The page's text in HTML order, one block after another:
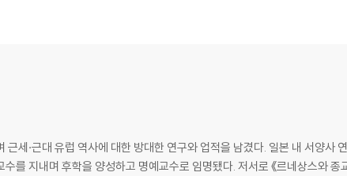
이슬람 문화 35. 중앙아시아와 인도 36. 오스만 제국의 기세
세·근대 유럽 역사에 대한 방대한 연구와 업적을 남겼다. 일본 내 서양사
를 지내며 후학을 양성하고 명예교수로 임명됐다. 저서로 《르네상스와 종